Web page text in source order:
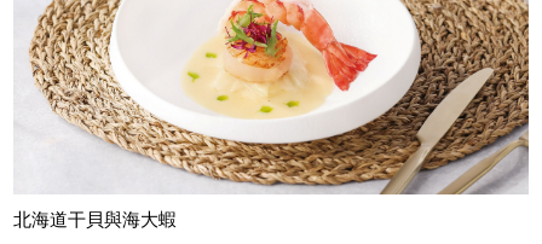
北海道干貝與海大蝦